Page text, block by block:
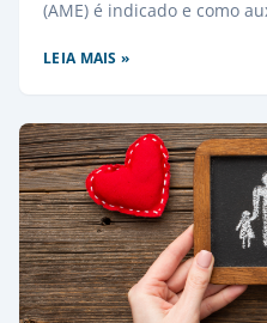
(AME) é indicado e como
LEIA MAIS »